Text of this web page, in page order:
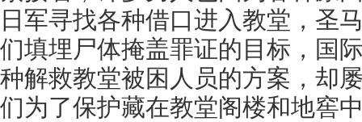
日军寻找各种借口进入教堂，圣
们填埋尸体掩盖罪证的目标，国
种解救教堂被困人员的方案，却
们为了保护藏在教堂阁楼和地窖